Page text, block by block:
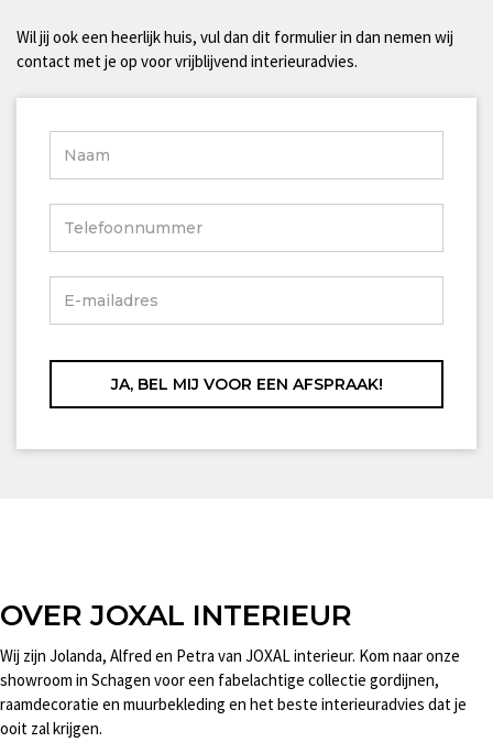
Wil jij ook een heerlijk huis, vul dan dit formulier in dan nemen wij
contact met je op voor vrijblijvend interieuradvies.
OVER JOXAL INTERIEUR
Wij zijn Jolanda, Alfred en Petra van JOXAL interieur. Kom naar onze
showroom in Schagen voor een fabelachtige collectie gordijnen,
raamdecoratie en muurbekleding en het beste interieuradvies dat je
ooit zal krijgen.